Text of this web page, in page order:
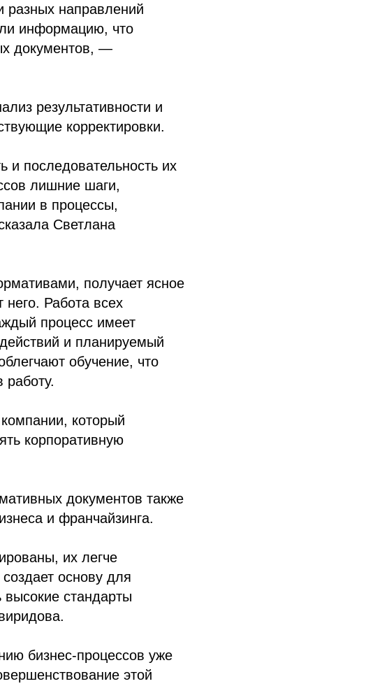
разных направлений
информацию, что
документов, —
результативности и
корректировки.
последовательность их
лишние шаги,
в процессы,
Светлана
получает ясное
него. Работа всех
процесс имеет
и планируемый
обучение, что
работу.
который
корпоративную
документов также
и франчайзинга.
их легче
основу для
стандарты
бизнес-процессов уже
этой